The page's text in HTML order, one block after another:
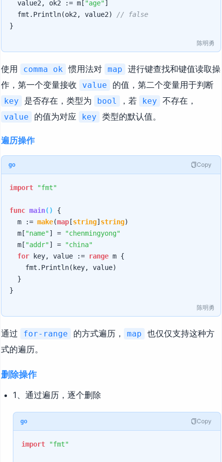
	value2, ok2 := m[
"age"]
	fmt.Println(ok2, value2)
// false
陈明勇
使用 comma ok 惯用法对 map
进行键查找和键值读取操
作，第一个变量接收
value 的值，第二个变量用于判断
key 是否存在，类型为 bool ，若 key 不存在，
value 的值为对应 key 类型的默认值。
遍历操作
go Copy
import "fmt"
func main()
{
	m :=
make(map [string] string)
	m[
"name"] =
"chenmingyong"
	m[
"addr"] =
"china"
for key, value := range m {
陈明勇
通过 for-range 的方式遍历， map
也仅仅支持这种方
式的遍历。
删除操作
1、通过遍历，逐个删除
go Copy
import "fmt"